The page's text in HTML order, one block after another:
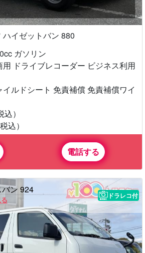
ハイゼットバン 880
ガソリン
ドライブレコーダー ビジネス利用
ルドシート 免責補償 免責補償ワイ
）
込）
電話する
ン 924
ドラレコ付